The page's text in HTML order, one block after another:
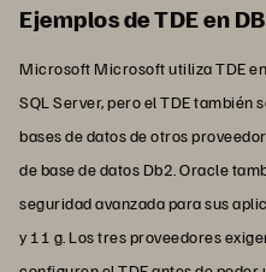
Ejemplos de TDE en
Microsoft Microsoft utiliza TDE
SQL Server, pero el TDE también
bases de datos de otros
de base de datos Db2. Oracle
seguridad avanzada para sus
y 11 g. Los tres proveedores